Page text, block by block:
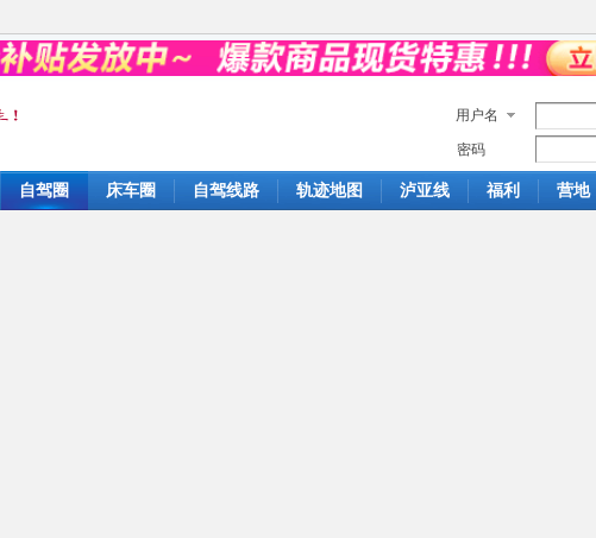
用户名
密码
自驾圈 床车圈 自驾线路 轨迹地图 泸亚线 福利 营地